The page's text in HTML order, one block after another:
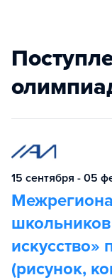
15 сентября - 05
школьников
искусство»
(рисунок,